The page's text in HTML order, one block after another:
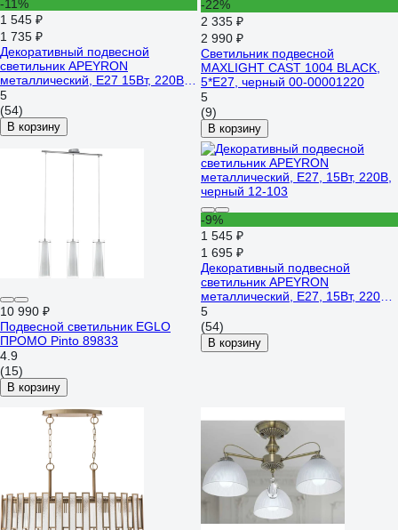
-11%
1 545 ₽
1 735 ₽
Декоративный подвесной
светильник APEYRON
металлический, Е27 15Вт, 220В,
белый 12-101
5
(54)
В корзину
-22%
2 335 ₽
2 990 ₽
Светильник подвесной
MAXLIGHT CAST 1004 BLACK,
5*E27, черный 00-00001220
5
(9)
В корзину
10 990 ₽
Подвесной светильник EGLO
ПРОМО Pinto 89833
4.9
(15)
В корзину
-9%
1 545 ₽
1 695 ₽
Декоративный подвесной
светильник APEYRON
металлический, Е27, 15Вт, 220В,
черный 12-103
5
(54)
В корзину